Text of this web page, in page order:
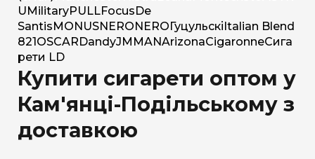
U MilitaryPULLFocus De
Santis MONUSNERO NERO Гуцульскі Italian Blend
821 OSCAR DandyJM MANArizonaCigaronneСига
рети LD
Купити сигарети оптом у
Кам'янці-Подільському з
доставкою